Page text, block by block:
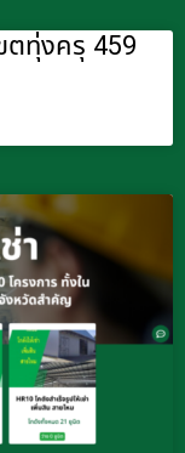
ตทุ่งครุ 459